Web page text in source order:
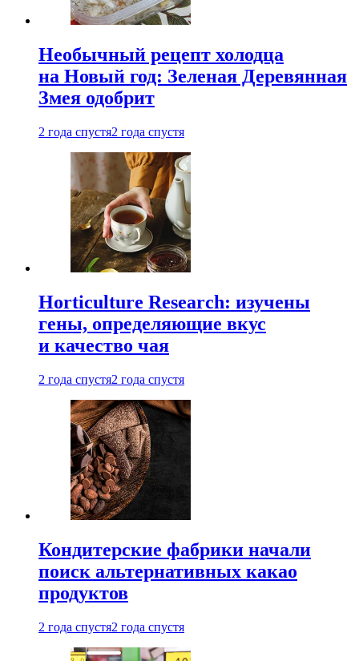
Необычный рецепт холодца
на Новый год: Зеленая Деревянная
Змея одобрит
2 года спустя2 года спустя
Horticulture Research: изучены
гены, определяющие вкус
и качество чая
2 года спустя2 года спустя
Кондитерские фабрики начали
поиск альтернативных какао
продуктов
2 года спустя2 года спустя